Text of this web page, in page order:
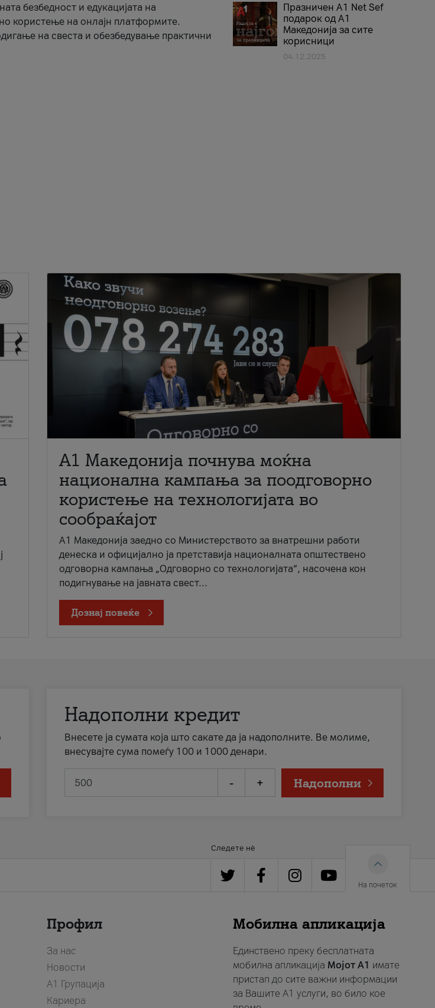
безбедност и едукацијата на
користење на онлајн платформите.
на свеста и обезбедување практични
Празничен A1 Net Sеf
подарок од А1
Македонија за сите
корисници
04.12.2025
A1 Македонија почнува моќна
национална кампања за поодговорно
користење на технологијата во
сообраќајот
A1 Македонија заедно со Министерството за внатрешни работи
денеска и официјално ја претставија националната општествено
одговорна кампања „Одговорно со технологијата“, насочена кон
подигнување на јавната свест...
Дознај повеќе
Надополни кредит
Внесете ја сумата која што сакате да ја надополните. Ве молиме,
внесувајте сума помеѓу 100 и 1000 денари.
- + Надополни
Следете нè
На почеток
Профил
За нас
Новости
А1 Групација
Кариера
Мобилна апликација
Единствено преку бесплатната
мобилна апликација Мојот A1 имате
пристап до сите важни информации
за Вашите A1 услуги, во било кое